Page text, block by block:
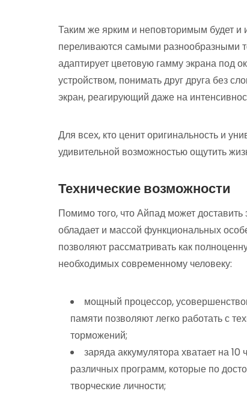
Таким же ярким и неповторимым будет и
переливаются самыми разнообразными
адаптирует цветовую гамму экрана под
устройством, понимать друг друга без
экран, реагирующий даже на
Для всех, кто ценит оригинальность и
удивительной возможностью ощутить
Технические возможности
Помимо того, что Айпад может доставить
обладает и массой функциональных
позволяют рассматривать как
необходимых современному человеку:
мощный процессор,
памяти позволяют легко работать с
торможений;
заряда аккумулятора хватает на
различных программ, которые по
творческие личности;